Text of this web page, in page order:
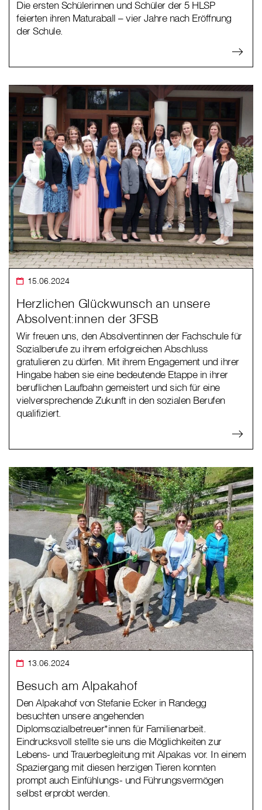
Die ersten Schülerinnen und Schüler der 5 HLSP
feierten ihren Maturaball – vier Jahre nach Eröffnung
der Schule.
15.06.2024
Herzlichen Glückwunsch an unsere
Absolvent:innen der 3FSB
Wir freuen uns, den Absolventinnen der Fachschule für
Sozialberufe zu ihrem erfolgreichen Abschluss
gratulieren zu dürfen. Mit ihrem Engagement und ihrer
Hingabe haben sie eine bedeutende Etappe in ihrer
beruflichen Laufbahn gemeistert und sich für eine
vielversprechende Zukunft in den sozialen Berufen
qualifiziert.
13.06.2024
Besuch am Alpakahof
Den Alpakahof von Stefanie Ecker in Randegg
besuchten unsere angehenden
Diplomsozialbetreuer*innen für Familienarbeit.
Eindrucksvoll stellte sie uns die Möglichkeiten zur
Lebens- und Trauerbegleitung mit Alpakas vor. In einem
Spaziergang mit diesen herzigen Tieren konnten
prompt auch Einfühlungs- und Führungsvermögen
selbst erprobt werden.